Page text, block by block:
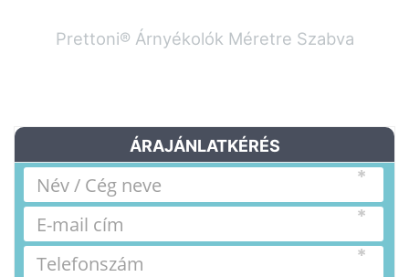
Prettoni® Árnyékolók Méretre Szabva
ÁRAJÁNLATKÉRÉS